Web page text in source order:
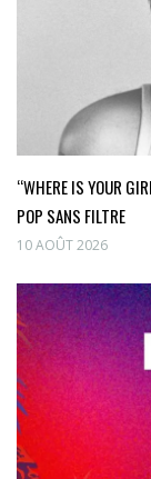
“WHERE IS YOUR
POP SANS FILTRE
10 AOÛT 2026